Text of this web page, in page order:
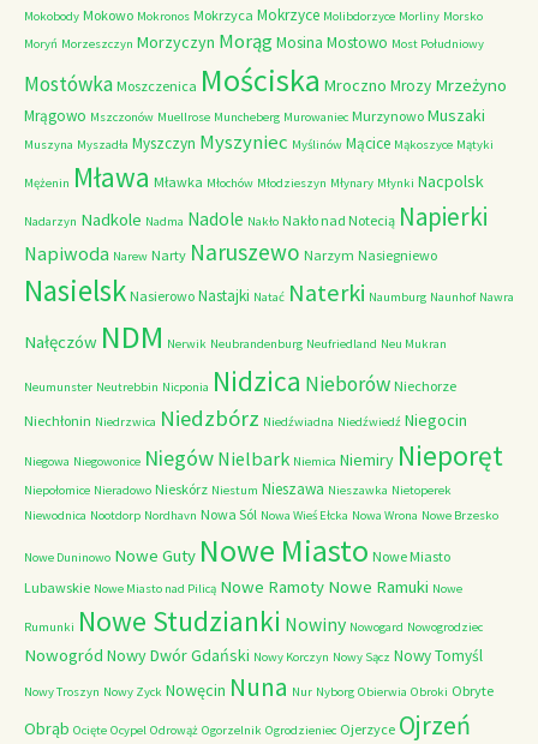
Mokobody Mokowo Mokronos Mokrzyca Mokrzyce Molibdorzyce Morliny Morsko
Moryń Morzeszczyn Morzyczyn MorągMosina Mostowo Most Południowy
Mostówka Moszczenica Mościska Mroczno Mrozy Mrzeżyno
Mrągowo Mszczonów Muellrose Muncheberg Murowaniec Murzynowo Muszaki
Muszyna Myszadła Myszczyn Myszyniec Myślinów Mącice Mąkoszyce Mątyki
Mężenin Mława Mławka Młochów Młodzieszyn Młynary Młynki Nacpolsk
Nadarzyn Nadkole Nadma Nadole Nakło Nakło nad Notecią Napierki
Napiwoda Narew Narty Naruszewo Narzym Nasiegniewo
Nasielsk Nasierowo Nastajki Natać Naterki Naumburg Naunhof Nawra
Nałęczów NDM Nerwik Neubrandenburg Neufriedland Neu Mukran
Neumunster Neutrebbin Nicponia Nidzica Nieborów Niechorze
Niechłonin Niedrzwica Niedzbórz Niedźwiadna Niedźwiedź Niegocin
Niegowa Niegowonice Niegów Nielbark Niemica Niemiry Nieporęt
Niepołomice Nieradowo Nieskórz Niestum Nieszawa Nieszawka Nietoperek
Niewodnica Nootdorp Nordhavn Nowa Sól Nowa Wieś Ełcka Nowa Wrona Nowe Brzesko
Nowe Duninowo Nowe Guty Nowe Miasto Nowe Miasto
Lubawskie Nowe Miasto nad Pilicą Nowe Ramoty Nowe Ramuki Nowe
Rumunki Nowe Studzianki Nowiny Nowogard Nowogrodziec
Nowogród Nowy Dwór Gdański Nowy Korczyn Nowy Sącz Nowy Tomyśl
Nowy Troszyn Nowy Zyck Nowęcin Nuna Nur Nyborg Obierwia Obroki Obryte
Obrąb Ocięte Ocypel Odrowąż Ogorzelnik Ogrodzieniec Ojerzyce Ojrzeń